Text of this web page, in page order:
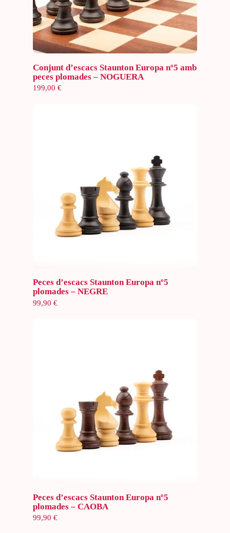
Afegeix a la cistella
Conjunt d’escacs Staunton Europa nº5 amb
peces plomades – NOGUERA
199,00 €
Selecciona opcions
Peces d’escacs Staunton Europa nº5
plomades – NEGRE
99,90 €
Selecciona opcions
Peces d’escacs Staunton Europa nº5
plomades – CAOBA
99,90 €